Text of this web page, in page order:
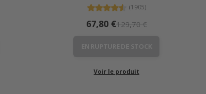
(1905)
67,80 €129,70 €
Voir le produit